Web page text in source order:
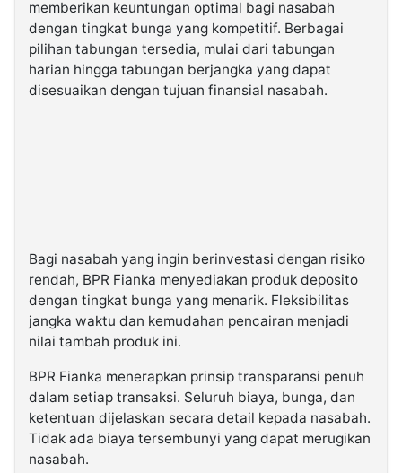
memberikan keuntungan optimal bagi nasabah
dengan tingkat bunga yang kompetitif. Berbagai
pilihan tabungan tersedia, mulai dari tabungan
harian hingga tabungan berjangka yang dapat
disesuaikan dengan tujuan finansial nasabah.
Bagi nasabah yang ingin berinvestasi dengan risiko
rendah, BPR Fianka menyediakan produk deposito
dengan tingkat bunga yang menarik. Fleksibilitas
jangka waktu dan kemudahan pencairan menjadi
nilai tambah produk ini.
BPR Fianka menerapkan prinsip transparansi penuh
dalam setiap transaksi. Seluruh biaya, bunga, dan
ketentuan dijelaskan secara detail kepada nasabah.
Tidak ada biaya tersembunyi yang dapat merugikan
nasabah.